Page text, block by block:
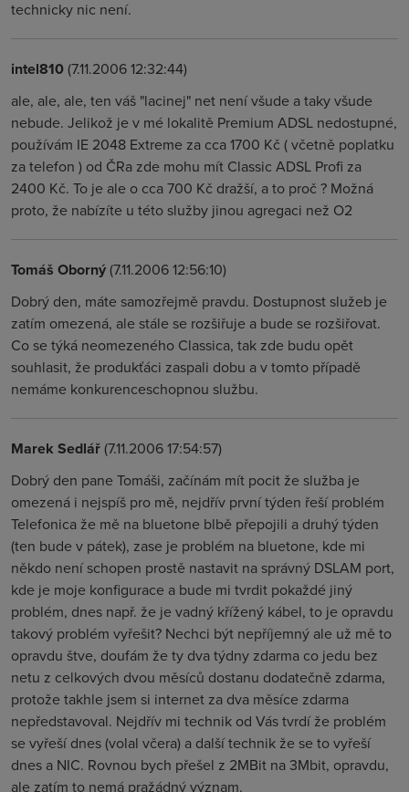
technicky nic není.
intel810(7.11.2006 12:32:44)
ale, ale, ale, ten váš "lacinej" net není všude a taky všude
nebude. Jelikož je v mé lokalitě Premium ADSL nedostupné,
používám IE 2048 Extreme za cca 1700 Kč ( včetně poplatku
za telefon ) od ČRa zde mohu mít Classic ADSL Profi za
2400 Kč. To je ale o cca 700 Kč dražší, a to proč ? Možná
proto, že nabízíte u této služby jinou agregaci než O2
Tomáš Oborný(7.11.2006 12:56:10)
Dobrý den, máte samozřejmě pravdu. Dostupnost služeb je
zatím omezená, ale stále se rozšiřuje a bude se rozšiřovat.
Co se týká neomezeného Classica, tak zde budu opět
souhlasit, že produkťáci zaspali dobu a v tomto případě
nemáme konkurenceschopnou službu.
Marek Sedlář(7.11.2006 17:54:57)
Dobrý den pane Tomáši, začínám mít pocit že služba je
omezená i nejspíš pro mě, nejdřív první týden řeší problém
Telefonica že mě na bluetone blbě přepojili a druhý týden
(ten bude v pátek), zase je problém na bluetone, kde mi
někdo není schopen prostě nastavit na správný DSLAM port,
kde je moje konfigurace a bude mi tvrdit pokaždé jiný
problém, dnes např. že je vadný křížený kábel, to je opravdu
takový problém vyřešit? Nechci být nepříjemný ale už mě to
opravdu štve, doufám že ty dva týdny zdarma co jedu bez
netu z celkových dvou měsíců dostanu dodatečně zdarma,
protože takhle jsem si internet za dva měsíce zdarma
nepředstavoval. Nejdřív mi technik od Vás tvrdí že problém
se vyřeší dnes (volal včera) a další technik že se to vyřeší
dnes a NIC. Rovnou bych přešel z 2MBit na 3Mbit, opravdu,
ale zatím to nemá pražádný význam.